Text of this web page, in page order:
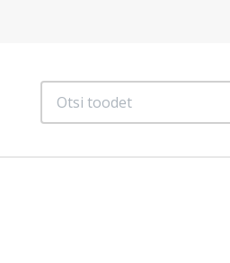
Otsi
toodet